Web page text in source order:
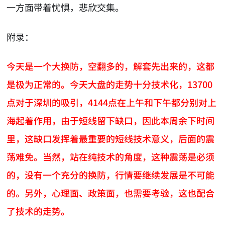
一方面带着忧惧，悲欣交集。
附录：
今天是一个大换防，空翻多的，解套先出来的，这都
是极为正常的。今天大盘的走势十分技术化，13700
点对于深圳的吸引，4144点在上午和下午都分别对上
海起着作用，由于短线留下缺口，因此本周余下时间
里，这缺口发挥着最重要的短线技术意义，后面的震
荡难免。当然，站在纯技术的角度，这种震荡是必须
的，没有一个充分的换防，行情要继续发展是不可能
的。另外，心理面、政策面，也需要考验，这也配合
了技术的走势。